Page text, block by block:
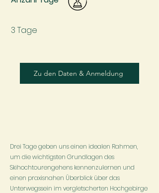
3 Tage
Zu den Daten & Anmeldung
Drei Tage geben uns einen idealen Rahmen,
um die wichtigsten Grundlagen des
Skihochtourengehens kennenzulernen und
einen praxisnahen Überblick über das
Unterwegssein im vergletscherten Hochgebirge